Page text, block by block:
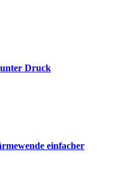
unter Druck
einfacher